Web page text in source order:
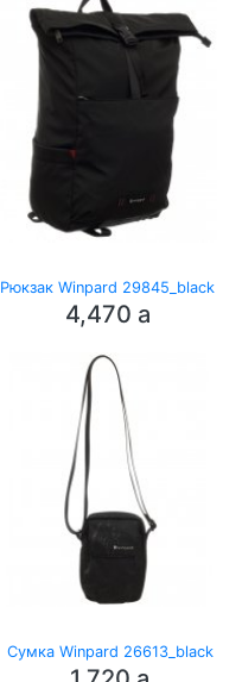
Рюкзак Winpard 29845_black
4,470 a
Сумка Winpard 26613_black